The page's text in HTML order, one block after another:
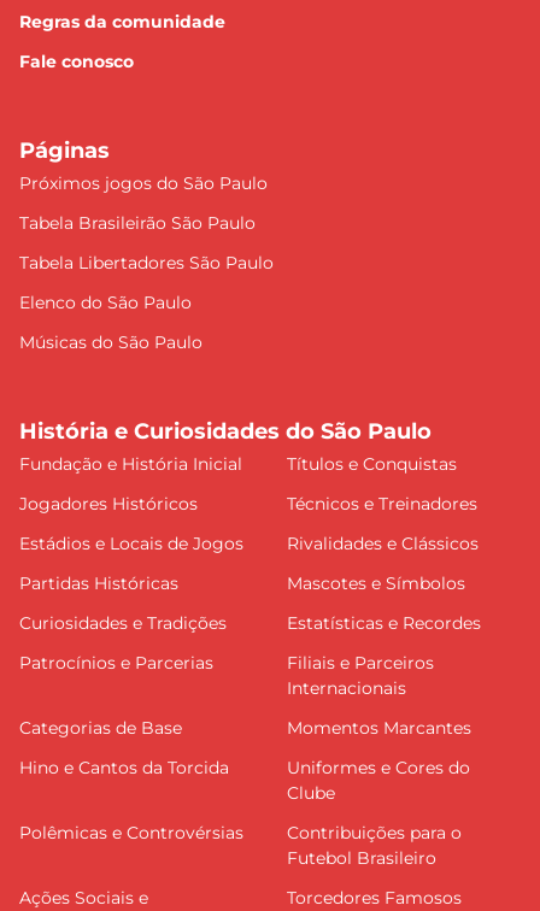
Regras da comunidade
Fale conosco
Páginas
Próximos jogos do São Paulo
Tabela Brasileirão São Paulo
Tabela Libertadores São Paulo
Elenco do São Paulo
Músicas do São Paulo
História e Curiosidades do São Paulo
Fundação e História Inicial
Títulos e Conquistas
Jogadores Históricos
Técnicos e Treinadores
Estádios e Locais de Jogos
Rivalidades e Clássicos
Partidas Históricas
Mascotes e Símbolos
Curiosidades e Tradições
Estatísticas e Recordes
Patrocínios e Parcerias
Filiais e Parceiros
Internacionais
Categorias de Base
Momentos Marcantes
Hino e Cantos da Torcida
Uniformes e Cores do
Clube
Polêmicas e Controvérsias
Contribuições para o
Futebol Brasileiro
Ações Sociais e
Torcedores Famosos